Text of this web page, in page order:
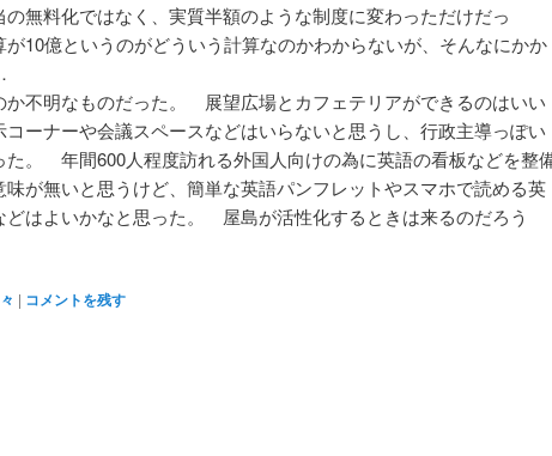
無料化ではなく、実質半額のような制度に変わっただけだっ
10億というのがどういう計算なのかわからないが、そんなにかか
か不明なものだった。 展望広場とカフェテリアができるのはいい
コーナーや会議スペースなどはいらないと思うし、行政主導っぽい
た。 年間600人程度訪れる外国人向けの為に英語の看板などを整
が無いと思うけど、簡単な英語パンフレットやスマホで読める英
どはよいかなと思った。 屋島が活性化するときは来るのだろう
| コメントを残す